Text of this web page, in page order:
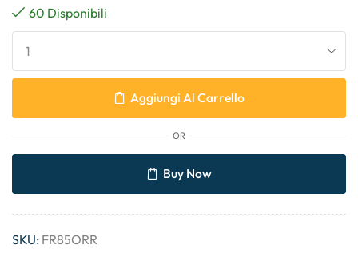
60 Disponibili
Aggiungi Al Carrello
OR
Buy Now
SKU: FR85ORR